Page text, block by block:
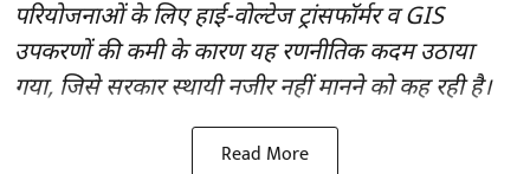
परियोजनाओं के लिए हाई-वोल्टेज ट्रांसफॉर्मर व GIS
उपकरणों की कमी के कारण यह रणनीतिक कदम उठाया
गया, जिसे सरकार स्थायी नजीर नहीं मानने को कह रही है।
Read More